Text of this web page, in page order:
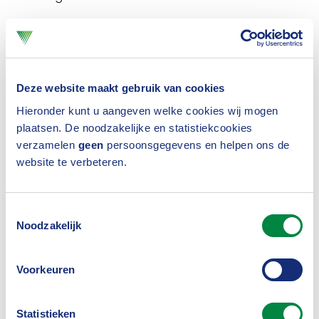
Deze website maakt gebruik van cookies
Hieronder kunt u aangeven welke cookies wij mogen
plaatsen. De noodzakelijke en statistiekcookies
verzamelen geen persoonsgegevens en helpen ons de
website te verbeteren.
Noodzakelijk
Voorkeuren
Statistieken
Heeft je partner inkomsten? Dan worden die voor
Een WW-uitkering wordt volledig verrekend.
Inkomsten uit loondienst of een eigen bedrijf
worden deels verrekend. Op de website van de
Sociale Verzekeringsbank kun je zien hoe dat werkt.
dienstverband
pensioenregeling aan. Die bestaat vaak uit
ouderdomspensioen en partnerpensioen. Het